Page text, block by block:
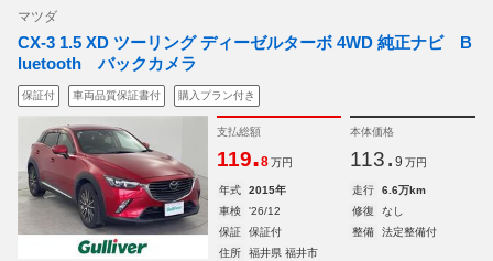
マツダ
CX-3 1.5 XD ツーリング ディーゼルターボ 4WD 純正ナビ B
luetooth バックカメラ
保証付 車両品質保証書付 購入プラン付き
支払総額
119.8 万円
本体価格
113. 9 万円
年式 2015年 走行
6.6万km
車検
'26/12 修復
なし
保証
保証付 整備
法定整備付
住所
福井県 福井市